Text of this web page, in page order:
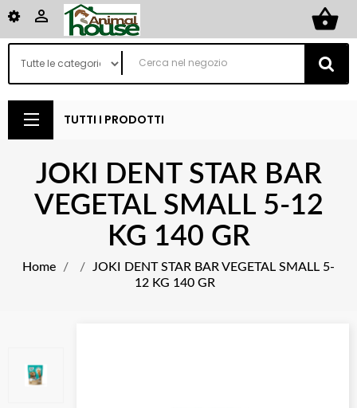
shopping_basket

TUTTI I PRODOTTI
JOKI DENT STAR BAR
VEGETAL SMALL 5-12
KG 140 GR
Home
JOKI DENT STAR BAR VEGETAL SMALL 5-
12 KG 140 GR